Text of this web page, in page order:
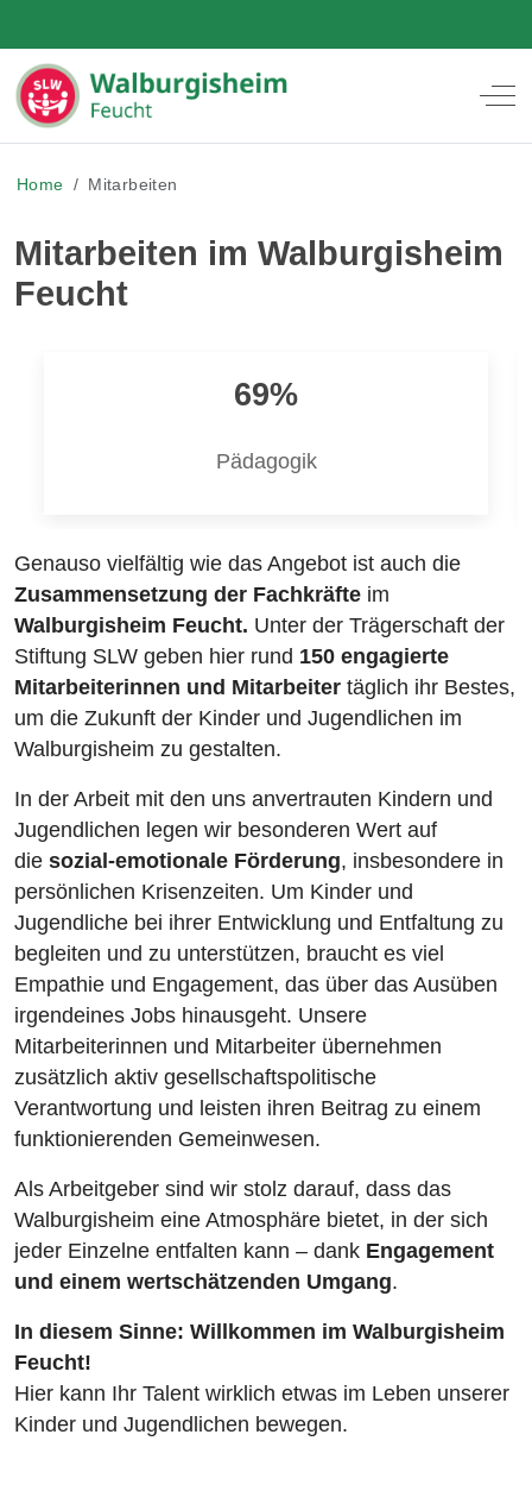
Home Mitarbeiten
Mitarbeiten im Walburgisheim
Feucht
69%
Pädagogik
Genauso vielfältig wie das Angebot ist auch die
Zusammensetzung der Fachkräfte im
Walburgisheim Feucht. Unter der Trägerschaft der
Stiftung SLW geben hier rund 150 engagierte
Mitarbeiterinnen und Mitarbeiter täglich ihr Bestes,
um die Zukunft der Kinder und Jugendlichen im
Walburgisheim zu gestalten.
In der Arbeit mit den uns anvertrauten Kindern und
Jugendlichen legen wir besonderen Wert auf
die sozial-emotionale Förderung, insbesondere in
persönlichen Krisenzeiten. Um Kinder und
Jugendliche bei ihrer Entwicklung und Entfaltung zu
begleiten und zu unterstützen, braucht es viel
Empathie und Engagement, das über das Ausüben
irgendeines Jobs hinausgeht. Unsere
Mitarbeiterinnen und Mitarbeiter übernehmen
zusätzlich aktiv gesellschaftspolitische
Verantwortung und leisten ihren Beitrag zu einem
funktionierenden Gemeinwesen.
Als Arbeitgeber sind wir stolz darauf, dass das
Walburgisheim eine Atmosphäre bietet, in der sich
jeder Einzelne entfalten kann – dank Engagement
und einem wertschätzenden Umgang.
In diesem Sinne: Willkommen im Walburgisheim
Feucht!
Hier kann Ihr Talent wirklich etwas im Leben unserer
Kinder und Jugendlichen bewegen.